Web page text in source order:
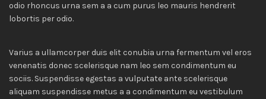
odio rhoncus urna sem a a cum purus leo mauris hendrerit
lobortis per odio.
Varius a ullamcorper duis elit conubia urna fermentum vel eros
venenatis donec scelerisque nam leo sem condimentum eu
sociis. Suspendisse egestas a vulputate ante scelerisque
aliquam suspendisse metus a a condimentum eu vestibulum